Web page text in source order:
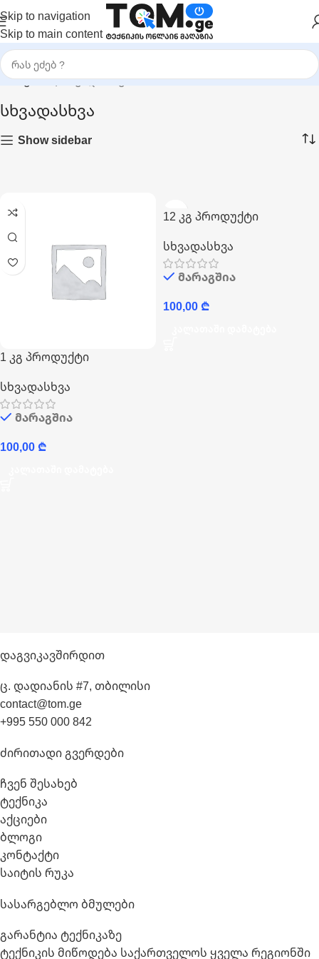
Skip to navigation
Skip to main content
მთავარი|სხვადასხვა
სხვადასხვა
Show sidebar
1 კგ პროდუქტი
სხვადასხვა
მარაგშია
100,00 ₾
12 კგ პროდუქტი
სხვადასხვა
მარაგშია
100,00 ₾
Დაგვიკავშირდით
ც. დადიანის #7, თბილისი
contact@tom.ge
+995 550 000 842
Ძირითადი Გვერდები
ჩვენ შესახებ
ტექნიკა
აქციები
ბლოგი
კონტაქტი
საიტის რუკა
Სასარგებლო Ბმულები
გარანტია ტექნიკაზე
ტექნიკის მიწოდება საქართველოს ყველა რეგიონში